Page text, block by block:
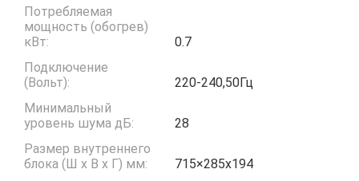
Потребляемая
мощность (обогрев)
кВт:
0.7
Подключение
(Вольт):
220-240,50Гц
Минимальный
уровень шума дБ:
28
Размер внутреннего
блока (Ш x В x Г) мм:
715×285х194